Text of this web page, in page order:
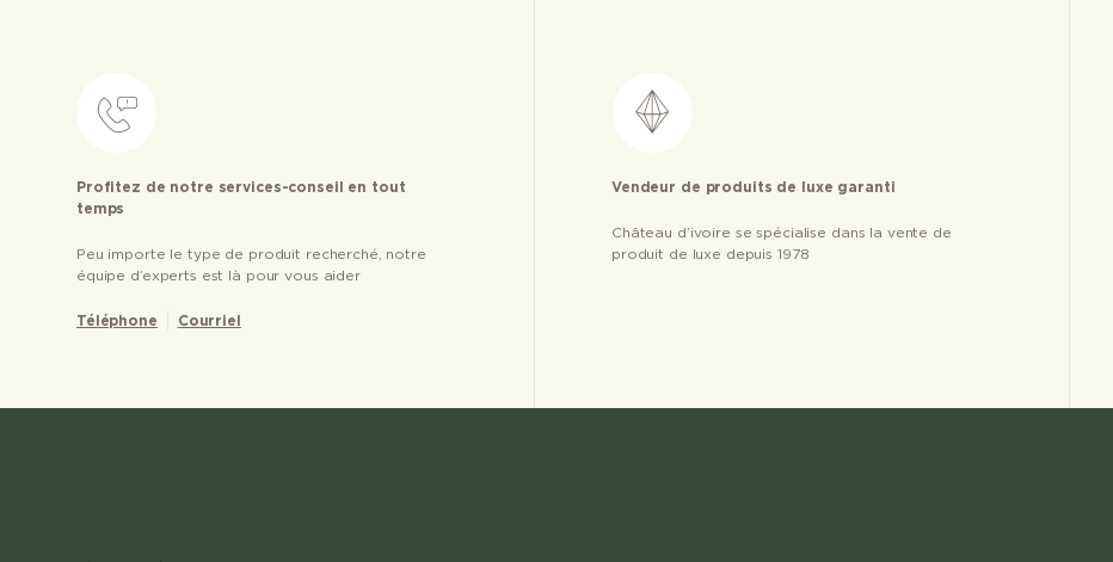
Profitez de notre services-conseil en tout
temps
Peu importe le type de produit recherché, notre
équipe d’experts est là pour vous aider
Téléphone Courriel
Vendeur de produits de luxe garanti
Château d’ivoire se spécialise dans la vente de
produit de luxe depuis 1978